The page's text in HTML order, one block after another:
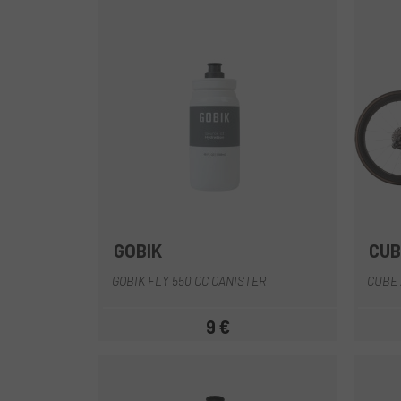
GOBIK
GOBIK FLY 550 CC CANISTER
Prix
9 €